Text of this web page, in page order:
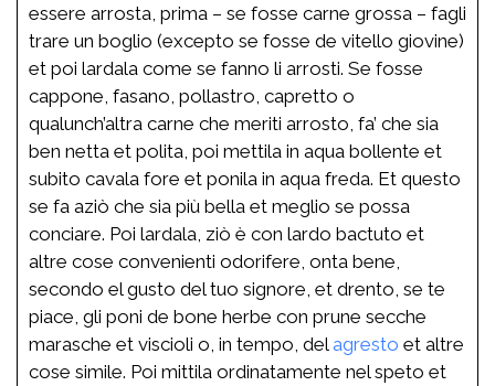
essere arrosta, prima – se fosse carne grossa – fagli
trare un boglio (excepto se fosse de vitello giovine)
et poi lardala come se fanno li arrosti. Se fosse
cappone, fasano, pollastro, capretto o
qualunch’altra carne che meriti arrosto, fa’ che sia
ben netta et polita, poi mettila in aqua bollente et
subito cavala fore et ponila in aqua freda. Et questo
se fa aziò che sia più bella et meglio se possa
conciare. Poi lardala, ziò è con lardo bactuto et
altre cose convenienti odorifere, onta bene,
secondo el gusto del tuo signore, et drento, se te
piace, gli poni de bone herbe con prune secche
marasche et viscioli o, in tempo, delagresto et altre
cose simile. Poi mittila ordinatamente nel speto et